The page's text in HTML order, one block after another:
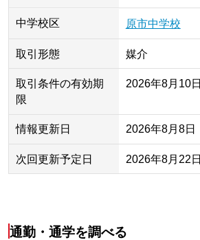
中学校区 原市中学校
取引形態 媒介
取引条件の有効期
限
2026年8月10日
情報更新日 2026年8月8日
次回更新予定日 2026年8月22日
通勤・通学を調べる